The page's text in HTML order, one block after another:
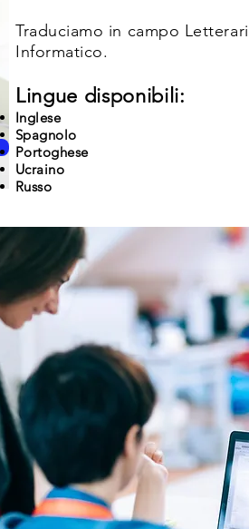
Traduciamo in campo
Informatico.
Lingue disponibili:
Inglese
Spagnolo
Portoghese
Ucraino
Russo